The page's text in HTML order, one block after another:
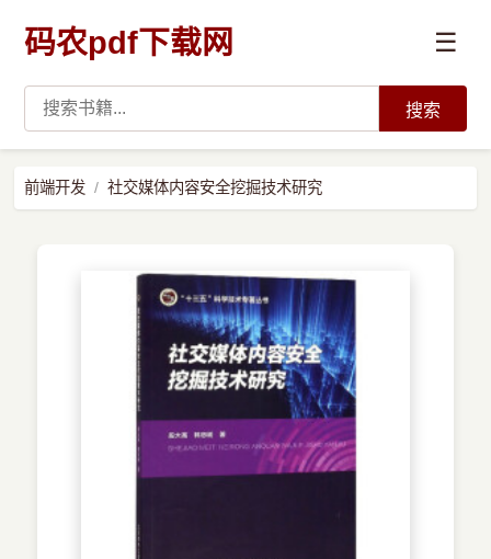
码农pdf下载网 ☰
搜索
前端开发 社交媒体内容安全挖掘技术研究